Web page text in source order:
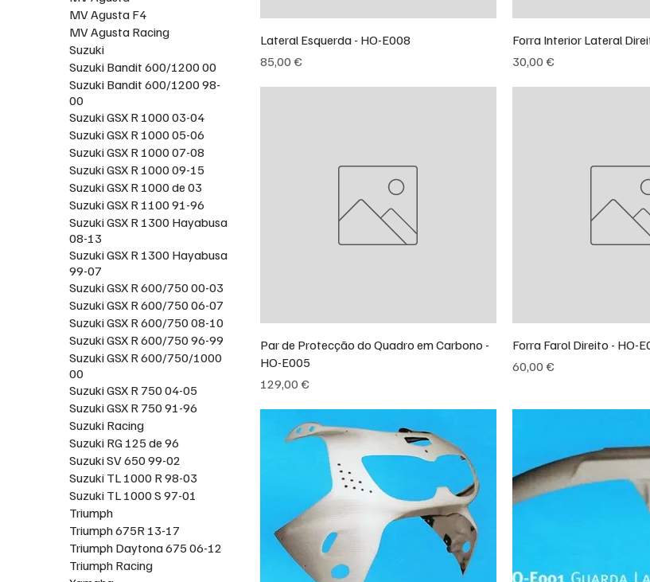
MV Agusta F4
MV Agusta Racing
Suzuki
Suzuki Bandit 600/1200 00
Suzuki Bandit 600/1200 98-
00
Suzuki GSX R 1000 03-04
Suzuki GSX R 1000 05-06
Suzuki GSX R 1000 07-08
Suzuki GSX R 1000 09-15
Suzuki GSX R 1000 de 03
Suzuki GSX R 1100 91-96
Suzuki GSX R 1300 Hayabusa
08-13
Suzuki GSX R 1300 Hayabusa
99-07
Suzuki GSX R 600/750 00-03
Suzuki GSX R 600/750 06-07
Suzuki GSX R 600/750 08-10
Suzuki GSX R 600/750 96-99
Suzuki GSX R 600/750/1000
00
Suzuki GSX R 750 04-05
Suzuki GSX R 750 91-96
Suzuki Racing
Suzuki RG 125 de 96
Suzuki SV 650 99-02
Suzuki TL 1000 R 98-03
Suzuki TL 1000 S 97-01
Triumph
Triumph 675R 13-17
Triumph Daytona 675 06-12
Triumph Racing
Lateral Esquerda - HO-E008
Preço
85,00 €
Forra Interior Lateral
Preço
30,00 €
Par de Protecção do Quadro em Carbono -
HO-E005
Preço
129,00 €
Forra Farol Direito - HO-
Preço
60,00 €